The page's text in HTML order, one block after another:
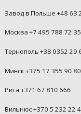
Завод в Польше +48 63
Москва +7 495 788 72 35
Тернополь +38 0352 29
Минск +375 17 355 90 80
Рига +371 67 810 666
Вильнюс +370 5 232 22